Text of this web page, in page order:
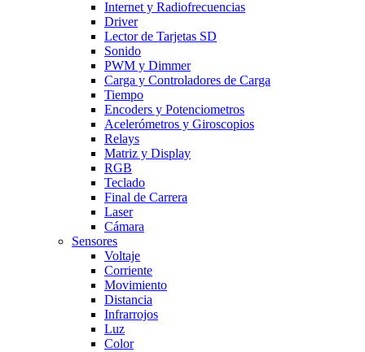
Internet y Radiofrecuencias
Driver
Lector de Tarjetas SD
Sonido
PWM y Dimmer
Carga y Controladores de Carga
Tiempo
Encoders y Potenciometros
Acelerómetros y Giroscopios
Relays
Matriz y Display
RGB
Teclado
Final de Carrera
Laser
Cámara
Sensores
Voltaje
Corriente
Movimiento
Distancia
Infrarrojos
Luz
Color